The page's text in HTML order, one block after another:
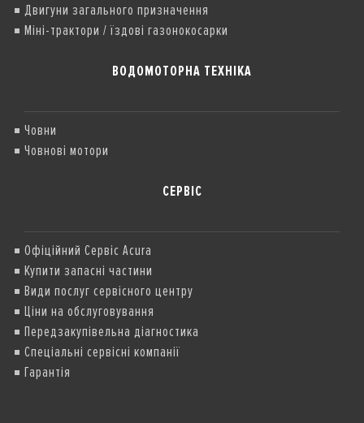
Двигуни загального призначення
Міні-трактори / їздові газонокосарки
ВОДОМОТОРНА ТЕХНІКА
Човни
Човнові мотори
СЕРВІС
Офіційний Сервіс Acura
Купити запасні частини
Види послуг сервісного центру
Ціни на обслуговування
Передзакупівельна діагностика
Спеціальні сервісні компанії
Гарантія